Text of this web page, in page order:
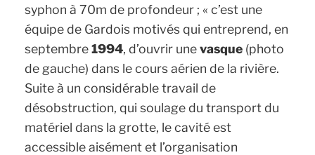
syphon à 70m de profondeur ;« c’est une
équipe de Gardois motivés qui entreprend, en
septembre1994, d’ouvrir unevasque (photo
de gauche) dans le cours aérien de la rivière.
Suite à un considérable travail de
désobstruction, qui soulage du transport du
matériel dans la grotte, le cavité est
accessible aisément et l’organisation